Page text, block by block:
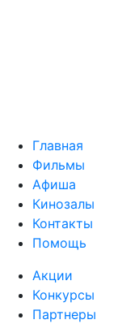
Главная
Фильмы
Афиша
Кинозалы
Контакты
Помощь
Акции
Конкурсы
Партнеры